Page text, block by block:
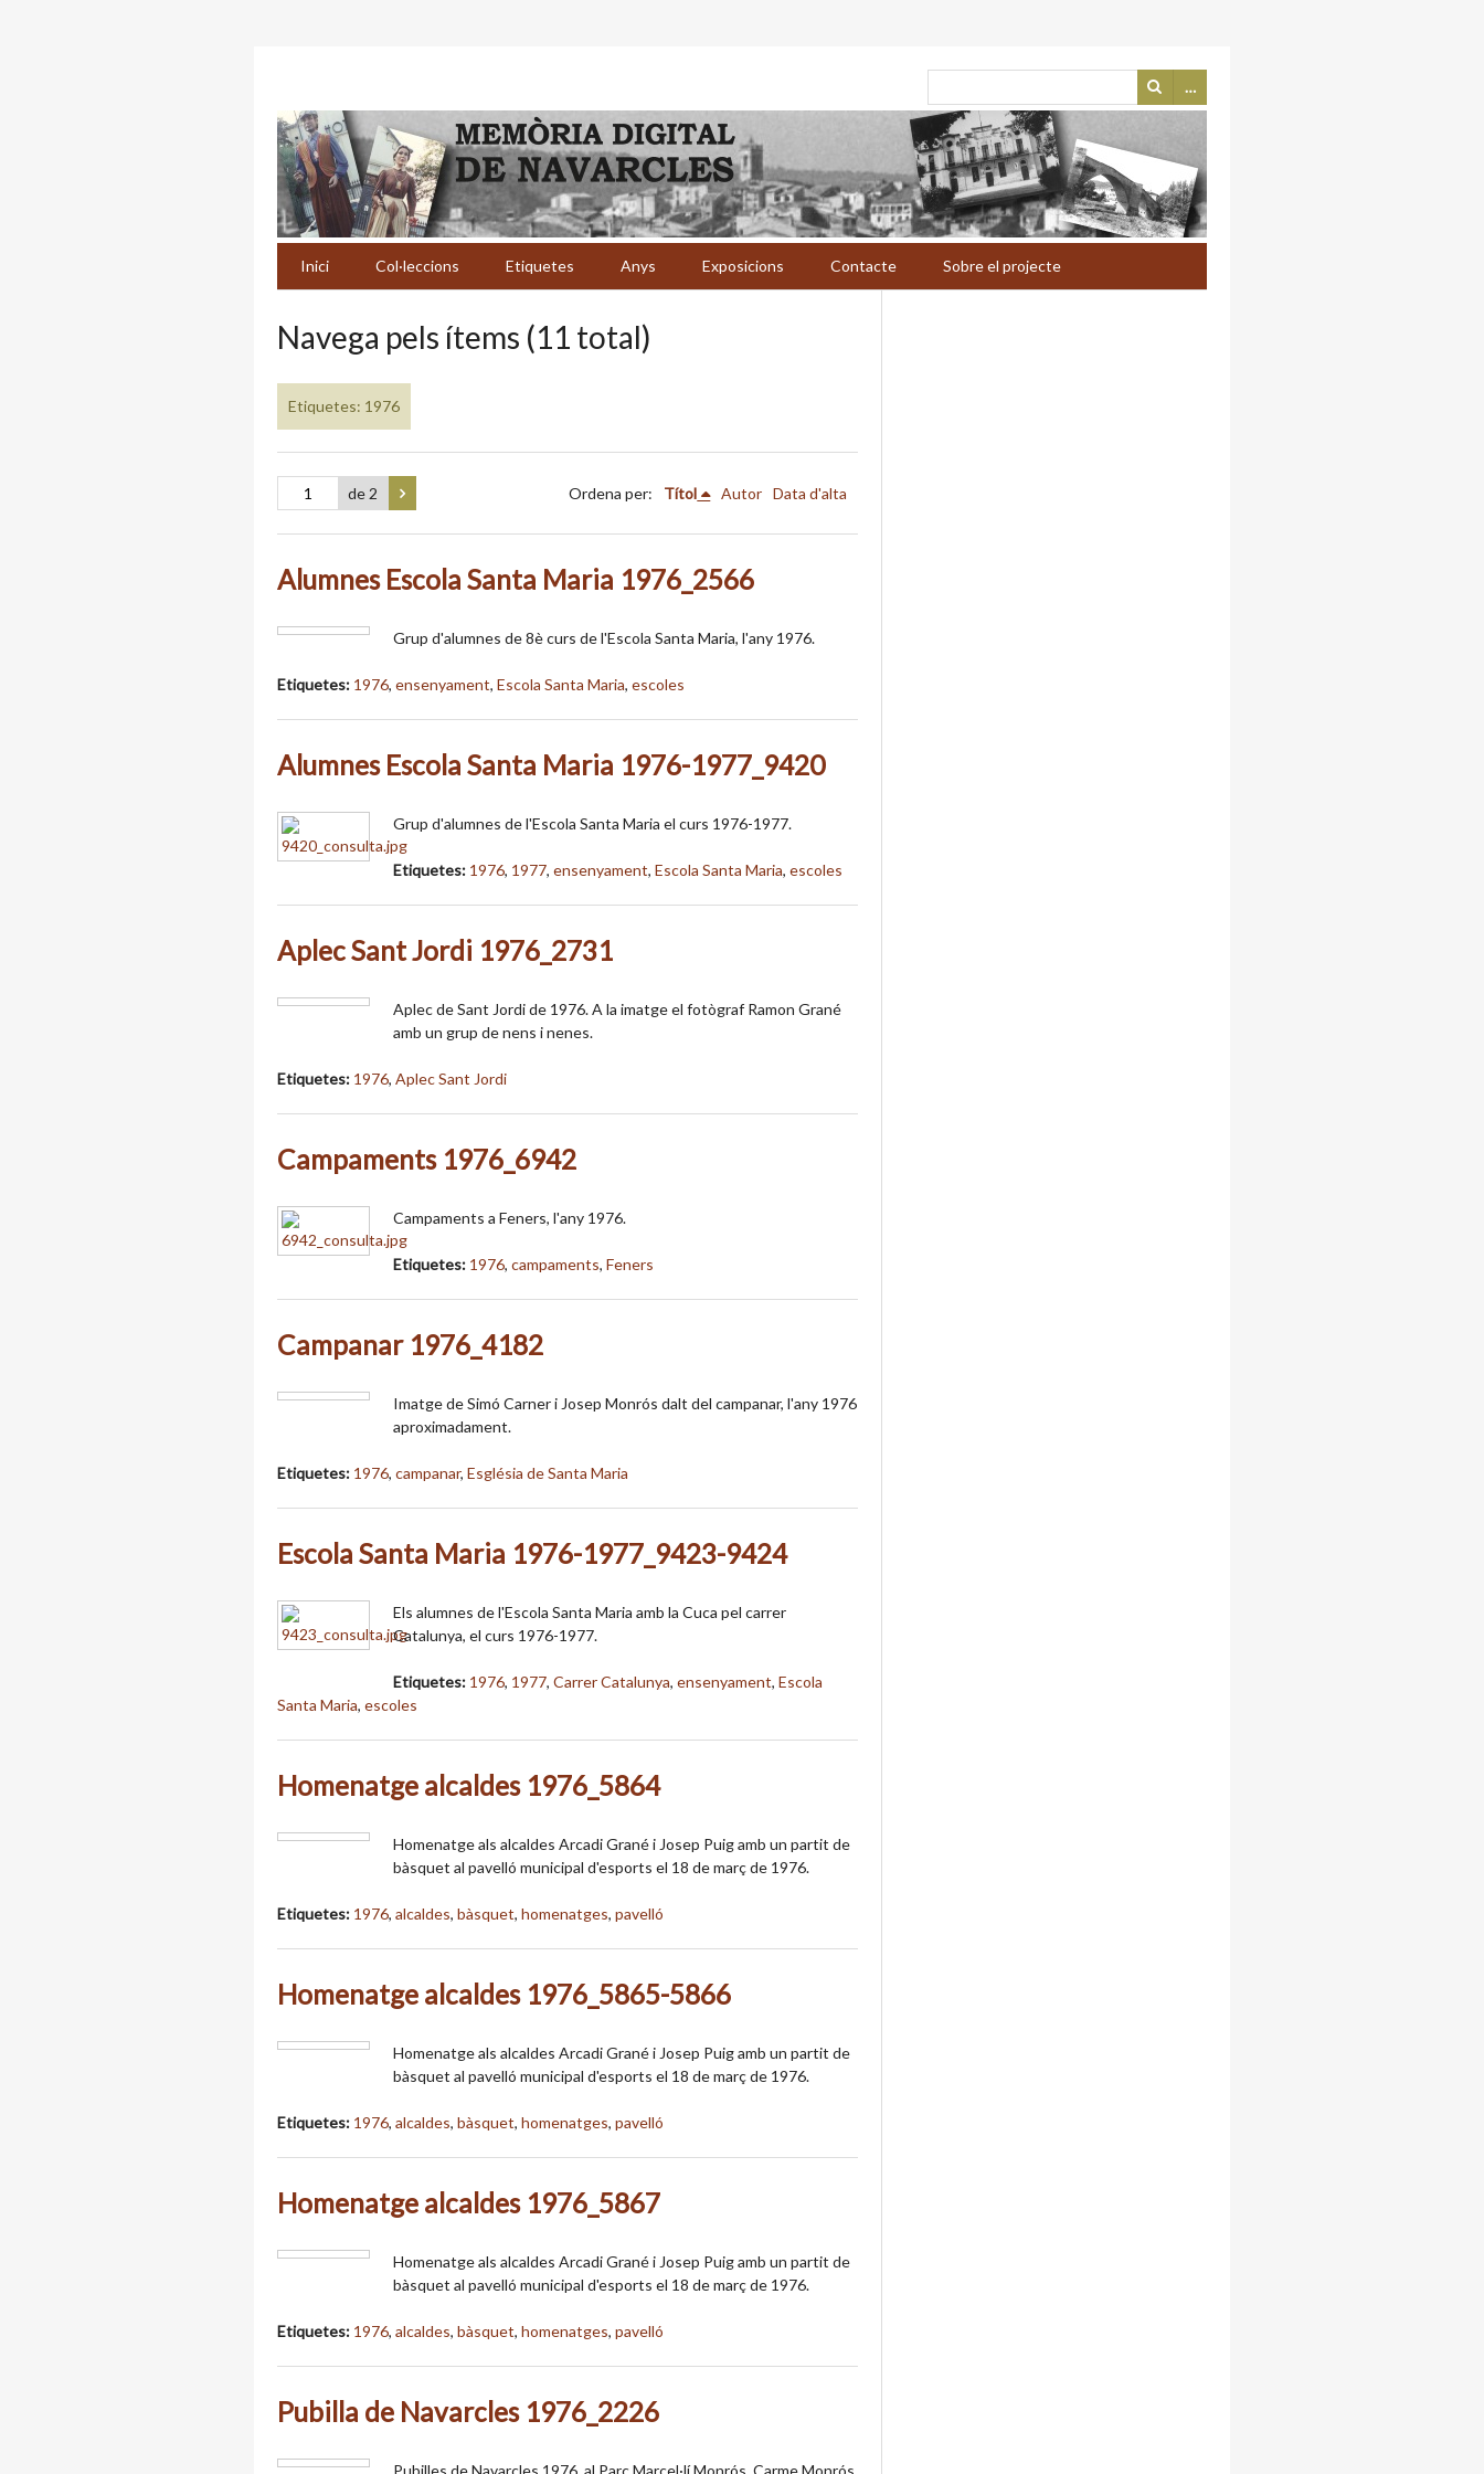
…
Inici Col·leccions Etiquetes Anys Exposicions Contacte Sobre el projecte
Navega pels ítems (11 total)
Etiquetes: 1976
de 2 Ordena per: Títol Autor Data d'alta
Alumnes Escola Santa Maria 1976_2566
Grup d'alumnes de 8è curs de l'Escola Santa Maria, l'any 1976.
Etiquetes: 1976, ensenyament, Escola Santa Maria, escoles
Alumnes Escola Santa Maria 1976-1977_9420
Grup d'alumnes de l'Escola Santa Maria el curs 1976-1977.
Etiquetes: 1976, 1977, ensenyament, Escola Santa Maria, escoles
Aplec Sant Jordi 1976_2731
Aplec de Sant Jordi de 1976. A la imatge el fotògraf Ramon Grané
amb un grup de nens i nenes.
Etiquetes: 1976, Aplec Sant Jordi
Campaments 1976_6942
Campaments a Feners, l'any 1976.
Etiquetes: 1976, campaments, Feners
Campanar 1976_4182
Imatge de Simó Carner i Josep Monrós dalt del campanar, l'any 1976
aproximadament.
Etiquetes: 1976, campanar, Església de Santa Maria
Escola Santa Maria 1976-1977_9423-9424
Els alumnes de l'Escola Santa Maria amb la Cuca pel carrer
Catalunya, el curs 1976-1977.
Etiquetes: 1976, 1977, Carrer Catalunya, ensenyament, Escola
Santa Maria, escoles
Homenatge alcaldes 1976_5864
Homenatge als alcaldes Arcadi Grané i Josep Puig amb un partit de
bàsquet al pavelló municipal d'esports el 18 de març de 1976.
Etiquetes: 1976, alcaldes, bàsquet, homenatges, pavelló
Homenatge alcaldes 1976_5865-5866
Homenatge als alcaldes Arcadi Grané i Josep Puig amb un partit de
bàsquet al pavelló municipal d'esports el 18 de març de 1976.
Etiquetes: 1976, alcaldes, bàsquet, homenatges, pavelló
Homenatge alcaldes 1976_5867
Homenatge als alcaldes Arcadi Grané i Josep Puig amb un partit de
bàsquet al pavelló municipal d'esports el 18 de març de 1976.
Etiquetes: 1976, alcaldes, bàsquet, homenatges, pavelló
Pubilla de Navarcles 1976_2226
Pubilles de Navarcles 1976, al Parc Marcel·lí Monrós. Carme Monrós